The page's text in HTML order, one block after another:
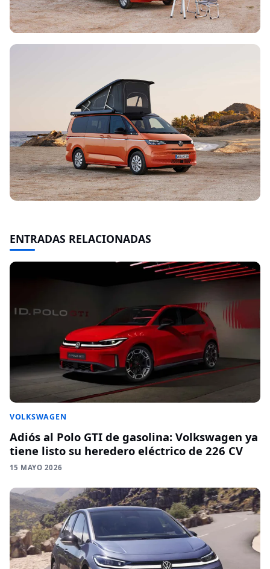
ENTRADAS RELACIONADAS
VOLKSWAGEN
Adiós al Polo GTI de gasolina: Volkswagen ya
tiene listo su heredero eléctrico de 226 CV
15 MAYO 2026